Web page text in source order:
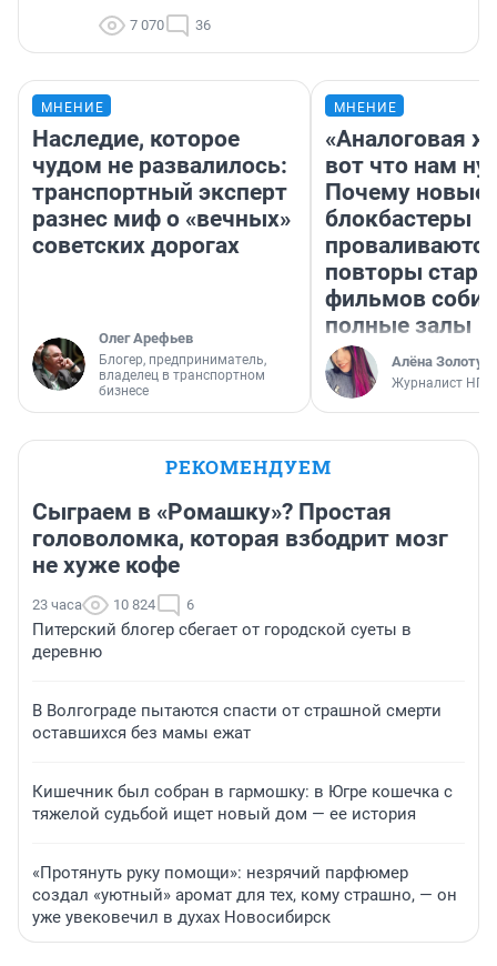
7 070 36
МНЕНИЕ
Наследие, которое
чудом не развалилось:
транспортный эксперт
разнес миф о «вечных»
советских дорогах
Олег Арефьев
Блогер, предприниматель,
владелец в транспортном
бизнесе
МНЕНИЕ
«Аналоговая
вот что нам
Почему новые
блокбастеры
повторы
фильмов
полные залы
Алёна
Журналист НГС
РЕКОМЕНДУЕМ
Сыграем в «Ромашку»? Простая
головоломка, которая взбодрит мозг
не хуже кофе
23 часа 10 824 6
Питерский блогер сбегает от городской суеты в
деревню
В Волгограде пытаются спасти от страшной смерти
оставшихся без мамы ежат
Кишечник был собран в гармошку: в Югре кошечка с
тяжелой судьбой ищет новый дом — ее история
«Протянуть руку помощи»: незрячий парфюмер
создал «уютный» аромат для тех, кому страшно, — он
уже увековечил в духах Новосибирск